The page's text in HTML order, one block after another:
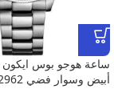
ساعة هوجو بوس ايكون
أبيض وسوار فضي 1512962